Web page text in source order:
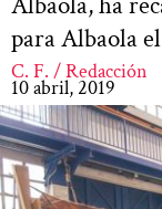
para Albaola
C. F. / Redacción
10 abril, 2019